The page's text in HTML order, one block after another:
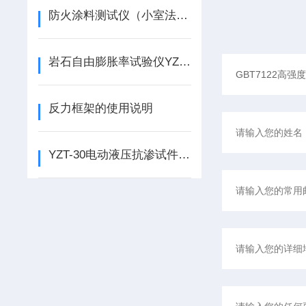
防火涂料测试仪（小室法）XSF-1型使用说明
岩石自由膨胀率试验仪YZP-1使用说明
反力框架的使用说明
YZT-30电动液压抗渗试件装脱模多用机 劈裂一体机的使用说明